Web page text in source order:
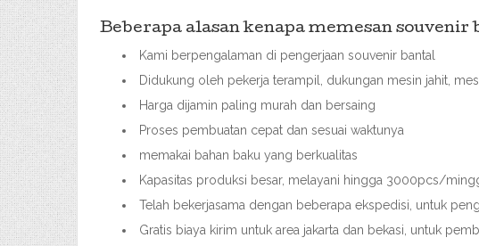
Beberapa alasan kenapa memesan souvenir
Kami berpengalaman di pengerjaan souvenir bantal
Didukung oleh pekerja terampil, dukungan mesin jahit,
Harga dijamin paling murah dan bersaing
Proses pembuatan cepat dan sesuai waktunya
memakai bahan baku yang berkualitas
Kapasitas produksi besar, melayani hingga 3000pcs/
Telah bekerjasama dengan beberapa ekspedisi, untuk
Gratis biaya kirim untuk area jakarta dan bekasi, untuk